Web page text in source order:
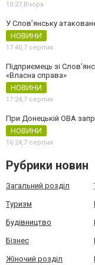
10:27, Вчора
У Слов’янську
НОВИНИ
17:40,7 серпня
Підприємець зі
«Власна справа»
НОВИНИ
17:24,7 серпня
При Донецькій ОВА
НОВИНИ
16:24,7 серпня
Рубрики новин
Загальний розділ
Туризм
Будівництво
Бізнес
Жіночий розділ